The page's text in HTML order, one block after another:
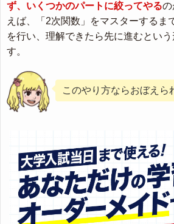
ず、いくつかのパートに絞ってやるの
えば、「2次関数」をマスターするま
を行い、理解できたら先に進むとい
す。
このやり方ならおぼえら